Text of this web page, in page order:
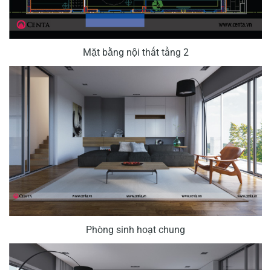
Mặt bằng nội thất tầng 2
Phòng sinh hoạt chung